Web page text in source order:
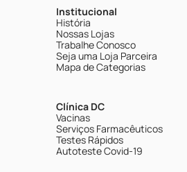
Institucional
História
Nossas Lojas
Trabalhe Conosco
Seja uma Loja Parceira
Mapa de Categorias
Clínica DC
Vacinas
Serviços Farmacêuticos
Testes Rápidos
Autoteste Covid-19